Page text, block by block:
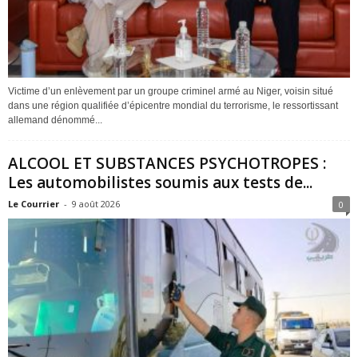
Victime d’un enlèvement par un groupe criminel armé au Niger, voisin situé
dans une région qualifiée d’épicentre mondial du terrorisme, le ressortissant
allemand dénommé...
ALCOOL ET SUBSTANCES PSYCHOTROPES :
Les automobilistes soumis aux tests de...
Le Courrier - 9 août 2026 0